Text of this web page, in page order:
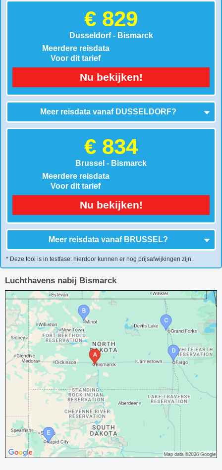
€ 829
Dusseldorf - Bismarck
Meerdere reisdata
Voor dit tarief
Nu bekijken!
Meer reisdata vanaf DUSSELDORF?
€ 834
Brussel - Bismarck
Meerdere reisdata
Voor dit tarief
Nu bekijken!
Meer reisdata vanaf BRUSSEL?
* Deze tool is in testfase: hierdoor kunnen er nog prijsafwijkingen zijn.
Luchthavens nabij Bismarck